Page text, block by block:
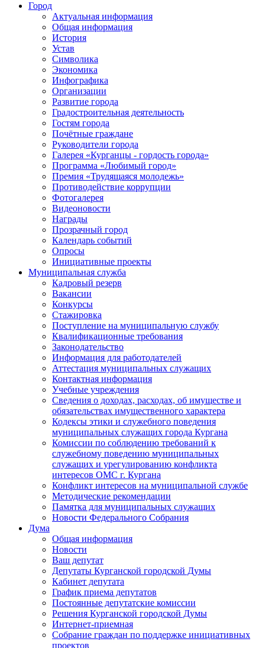
Город
Актуальная информация
Общая информация
История
Устав
Символика
Экономика
Инфографика
Организации
Развитие города
Градостроительная деятельность
Гостям города
Почётные граждане
Руководители города
Галерея «Курганцы - гордость города»
Программа «Любимый город»
Премия «Трудящаяся молодежь»
Противодействие коррупции
Фотогалерея
Видеоновости
Награды
Прозрачный город
Календарь событий
Опросы
Инициативные проекты
Муниципальная служба
Кадровый резерв
Вакансии
Конкурсы
Стажировка
Поступление на муниципальную службу
Квалификационные требования
Законодательство
Информация для работодателей
Аттестация муниципальных служащих
Контактная информация
Учебные учреждения
Сведения о доходах, расходах, об имуществе и
обязательствах имущественного характера
Кодексы этики и служебного поведения
муниципальных служащих города Кургана
Комиссии по соблюдению требований к
служебному поведению муниципальных
служащих и урегулированию конфликта
интересов ОМС г. Кургана
Конфликт интересов на муниципальной службе
Методические рекомендации
Памятка для муниципальных служащих
Новости Федерального Cобрания
Дума
Общая информация
Новости
Ваш депутат
Депутаты Курганской городской Думы
Кабинет депутата
График приема депутатов
Постоянные депутатские комиссии
Решения Курганской городской Думы
Интернет-приемная
Собрание граждан по поддержке инициативных
проектов